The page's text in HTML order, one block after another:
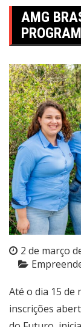
AMG
2 de março
Até o dia 15 de
inscrições